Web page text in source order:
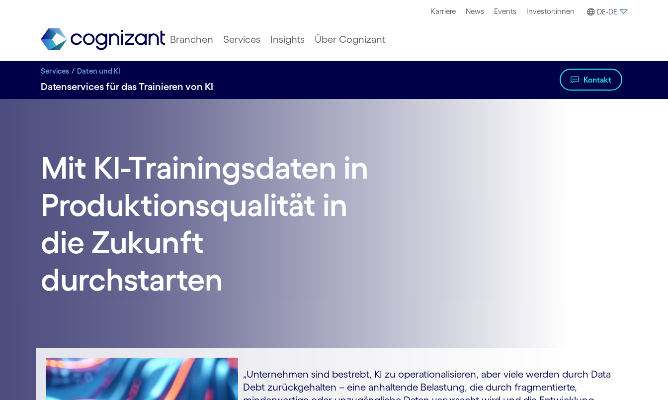
Karriere News Events Investor:innen DE-DE
Branchen Services Insights Über Cognizant
Services Daten und KI
Datenservices für das Trainieren von KI
Kontakt
Mit KI-Trainingsdaten in
Produktionsqualität in
die Zukunft
durchstarten
„Unternehmen sind bestrebt, KI zu operationalisieren, aber viele werden durch Data
Debt zurückgehalten – eine anhaltende Belastung, die durch fragmentierte,